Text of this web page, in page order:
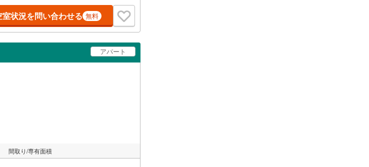
室状況を問い合わせる 無料
アパート
間取り/専有面積